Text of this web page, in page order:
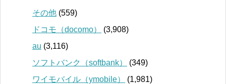
その他 (559)
ドコモ（docomo）
(3,908)
au (3,116)
ソフトバンク（softbank）
(349)
ワイモバイル（ymobile）
(1,981)